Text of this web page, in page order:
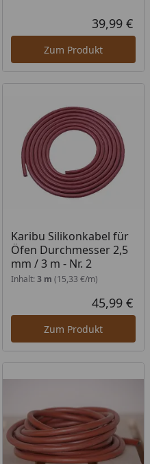
in ProzentPreis
Preis 39,99 €
Zum Produkt
Preis
Karibu Silikonkabel für
Öfen Durchmesser 2,5
mm / 3 m - Nr. 2
Inhalt: 3 m (15,33 €/m)
45,99 €
Zum Produkt